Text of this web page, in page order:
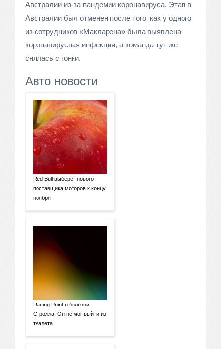
Австралии из-за пандемии коронавируса. Этап в
Австралии был отменен после того, как у одного
из сотрудников «Макларена» была выявлена
коронавирусная инфекция, а команда тут же
снялась с гонки.
Авто новости
Red Bull выберет нового
поставщика моторов к концу
ноября
Racing Point о болезни
Стролла: Он не мог выйти из
туалета